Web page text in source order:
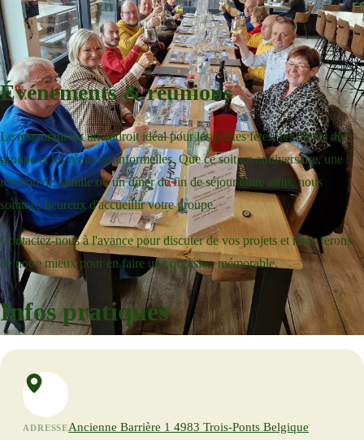
Événements & réunions
Le restaurant est un endroit idéal pour les petites fêtes, les dîners de
groupe et les réunions informelles. Que ce soit un anniversaire, une
réunion de famille ou un dîner de fin de séjour entre amis, nous
sommes heureux d'accueillir votre groupe.
Contactez-nous à l'avance pour discuter de vos projets et nous ferons
de notre mieux pour en faire une occasion mémorable.
Infos pratiques
ADRESSEAncienne Barrière 1 4983 Trois-Ponts Belgique